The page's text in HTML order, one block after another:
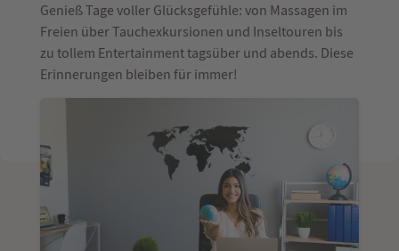
Genieß Tage voller Glücksgefühle: von Massagen im
Freien über Tauchexkursionen und Inseltouren bis
zu tollem Entertainment tagsüber und abends. Diese
Erinnerungen bleiben für immer!